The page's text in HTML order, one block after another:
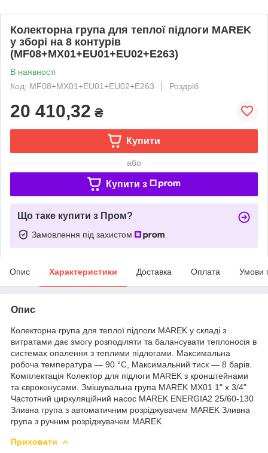
Колекторна група для теплої підлоги MAREK
у зборі на 8 контурів
(MF08+MX01+EU01+EU02+E263)
В наявності
Код: MF08+MX01+EU01+EU02+E263
Роздріб
20 410,32 ₴
Купити
або
Купити з
Що таке купити з Пром?
Замовлення під захистом
Опис Характеристики Доставка Оплата Умови
Опис
Колекторна група для теплої підлоги MAREK у складі з
витратами дає змогу розподіляти та балансувати теплоносія в
системах опалення з теплими підлогами. Максимальна
робоча температура — 90 °C, Максимальний тиск — 8 барів.
Комплектація Колектор для підлоги MAREK з кронштейнами
та євроконусами. Змішувальна група MAREK MX01 1" х 3/4"
Частотний циркуляційний насос MAREK ENERGIA2 25/60-130
Зливна група з автоматичним розріджувачем MAREK Зливна
група з ручним розріджувачем MAREK
Приховати